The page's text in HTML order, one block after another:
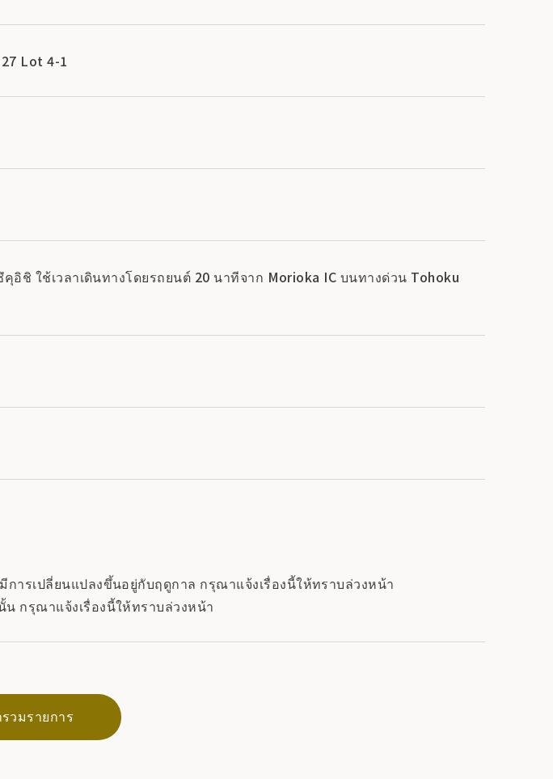
Lot 4-1
ชิ ใช้เวลาเดินทางโดยรถยนต์ 20 นาทีจาก Morioka IC บนทางด่วน Tohoku
ารเปลี่ยนแปลงขึ้นอยู่กับฤดูกาล กรุณาแจ้งเรื่องนี้ให้ทราบล่วงหน้า
กรุณาแจ้งเรื่องนี้ให้ทราบล่วงหน้า
วมรายการ